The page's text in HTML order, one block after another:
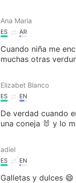
Ana Maria
ES AR
Cuando niña me
muchas otras
Elizabet Blanco
ES EN
De verdad cuando
una coneja 🐰 y lo
adiel
ES EN
Galletas y dulces 😄